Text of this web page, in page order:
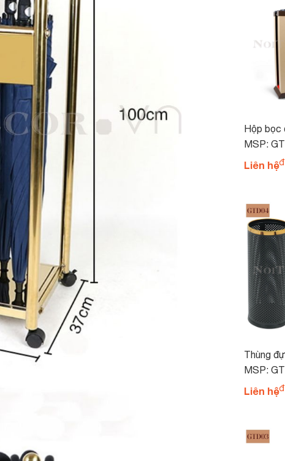
Hộp bọc
khách
MSP:
Liên hệ
Thùng
GTD04
MSP:
Liên hệ